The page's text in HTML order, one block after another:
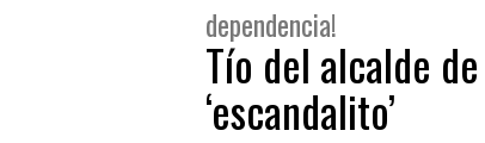
dependencia!
Tío del alcalde
‘escandalito’